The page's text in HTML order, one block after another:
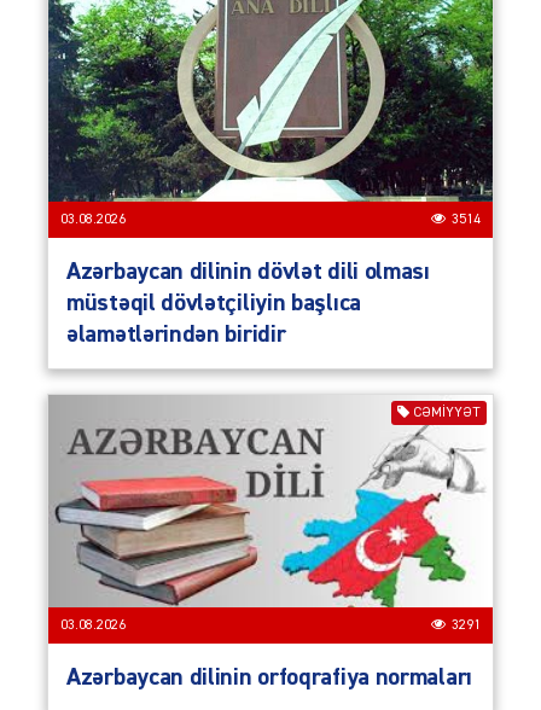
03.08.2026 3514
Azərbaycan dilinin dövlət dili olması
müstəqil dövlətçiliyin başlıca
əlamətlərindən biridir
CƏMIYYƏT
03.08.2026 3291
Azərbaycan dilinin orfoqrafiya normaları